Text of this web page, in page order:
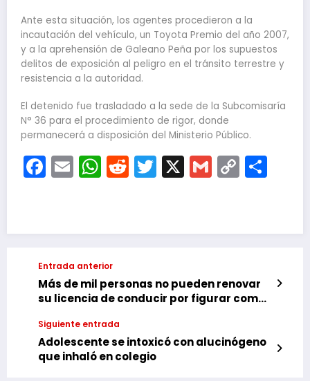
Ante esta situación, los agentes procedieron a la
incautación del vehículo, un Toyota Premio del año 2007,
y a la aprehensión de Galeano Peña por los supuestos
delitos de exposición al peligro en el tránsito terrestre y
resistencia a la autoridad.
El detenido fue trasladado a la sede de la Subcomisaría
N° 36 para el procedimiento de rigor, donde
permanecerá a disposición del Ministerio Público.
Facebook
EmailWhatsApp
Reddit
Twitter
X Gmail
Copy
Link
Entrada anterior
Más de mil personas no pueden renovar
su licencia de conducir por figurar como
Siguiente entrada
Adolescente se intoxicó con alucinógeno
que inhaló en colegio